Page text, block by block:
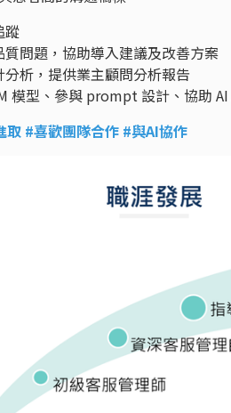
蹤
問題，協助導入建議及改善方案
析，提供業主顧問分析報告
模型、參與 prompt 設計、協助
#喜歡團隊合作 #與AI協作